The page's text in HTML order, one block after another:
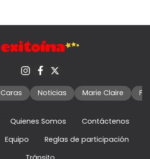
Caras Noticias Marie Claire
Quienes Somos
Contáctenos
Equipo
Reglas de participación